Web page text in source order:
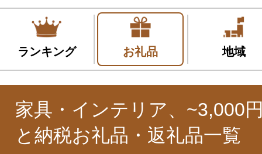
ランキング お礼品 地域
家具・インテリア、~3,000
と納税お礼品・返礼品一覧